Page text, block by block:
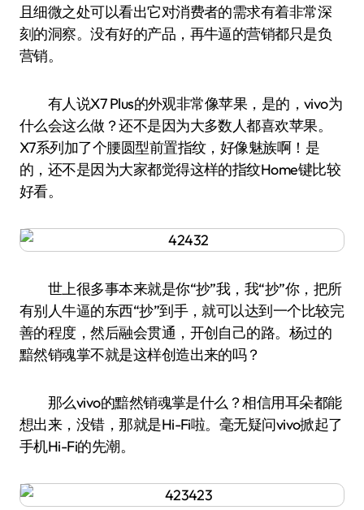
且细微之处可以看出它对消费者的需求有着非常深
刻的洞察。没有好的产品，再牛逼的营销都只是负
营销。
有人说X7 Plus的外观非常像苹果，是的，vivo为
什么会这么做？还不是因为大多数人都喜欢苹果。
X7系列加了个腰圆型前置指纹，好像魅族啊！是
的，还不是因为大家都觉得这样的指纹Home键比较
好看。
世上很多事本来就是你“抄”我，我“抄”你，把所
有别人牛逼的东西“抄”到手，就可以达到一个比较完
善的程度，然后融会贯通，开创自己的路。杨过的
黯然销魂掌不就是这样创造出来的吗？
那么vivo的黯然销魂掌是什么？相信用耳朵都能
想出来，没错，那就是Hi-Fi啦。毫无疑问vivo掀起了
手机Hi-Fi的先潮。